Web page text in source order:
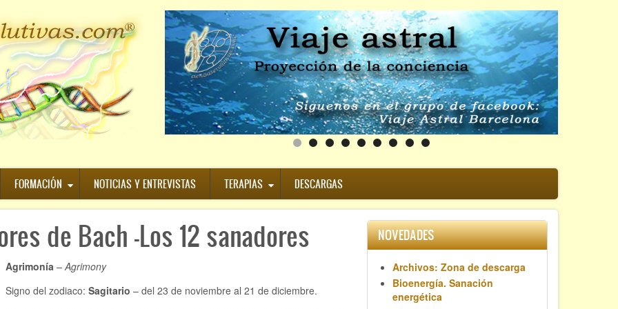
FORMACIÓN NOTICIAS Y ENTREVISTAS TERAPIAS DESCARGAS
de Bach -Los 12 sanadores
Agrimonía – Agrimony
Signo del zodiaco: Sagitario – del 23 de noviembre al 21 de diciembre.
NOVEDADES
Archivos: Zona de descarga
Bioenergía. Sanación
energética